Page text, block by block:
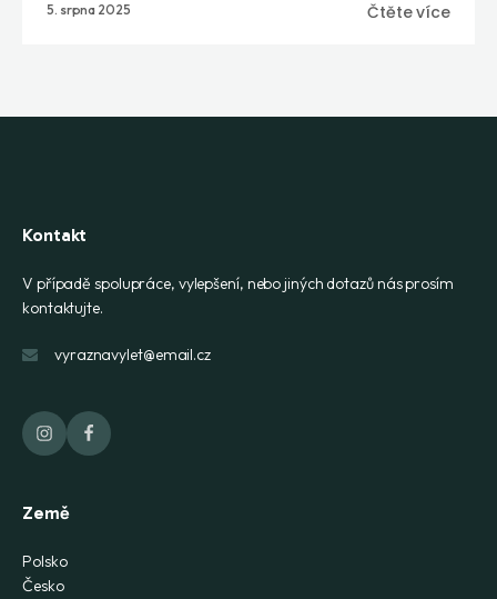
5. srpna 2025 Čtěte více
Kontakt
V případě spolupráce, vylepšení, nebo jiných dotazů nás prosím
kontaktujte.
vyraznavylet@email.cz
Země
Polsko
Česko